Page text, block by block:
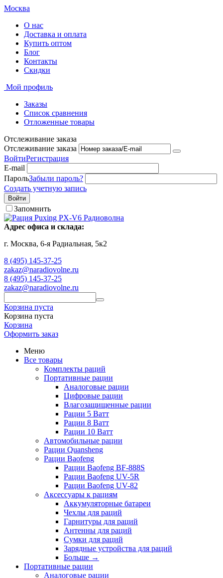
Москва
О нас
Доставка и оплата
Купить оптом
Блог
Контакты
Скидки
Мой профиль
Заказы
Список сравнения
Отложенные товары
Отслеживание заказа
Отслеживание заказа
ВойтиРегистрация
E-mail
ПарольЗабыли пароль?
Создать учетную запись
Войти
Запомнить
Адрес офиса и склада:
г. Москва, 6-я Радиальная, 5к2
8 (495) 145-37-25
zakaz@naradiovolne.ru
8 (495) 145-37-25
zakaz@naradiovolne.ru
Корзина пуста
Корзина пуста
Корзина
Оформить заказ
Меню
Все товары
Комплекты раций
Портативные рации
Аналоговые рации
Цифровые рации
Влагозащищенные рации
Рации 5 Ватт
Рации 8 Ватт
Рации 10 Ватт
Автомобильные рации
Рации Quansheng
Рации Baofeng
Рации Baofeng BF-888S
Рации Baofeng UV-5R
Рации Baofeng UV-82
Аксессуары к рациям
Аккумуляторные батареи
Чехлы для раций
Гарнитуры для раций
Антенны для раций
Сумки для раций
Зарядные устройства для раций
Больше →
Портативные рации
Аналоговые рации